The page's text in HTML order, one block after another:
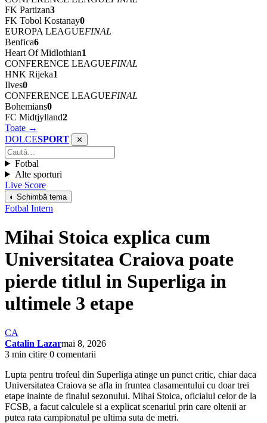
FK Partizan3
FK Tobol Kostanay0
EUROPA LEAGUEFINAL
Benfica6
Heart Of Midlothian1
CONFERENCE LEAGUEFINAL
HNK Rijeka1
Ilves0
CONFERENCE LEAGUEFINAL
Bohemians0
FC Midtjylland2
Toate →
DOLCESPORT ✕
Fotbal
Alte sporturi
Live Score
◐ Schimbă tema
Fotbal Intern
Mihai Stoica explica cum
Universitatea Craiova poate
pierde titlul in Superliga in
ultimele 3 etape
CA
Catalin Lazarmai 8, 2026
3 min citire 0 comentarii
Lupta pentru trofeul din Superliga atinge un punct critic, chiar daca
Universitatea Craiova se afla in fruntea clasamentului cu doar trei
etape inainte de finalul sezonului. Mihai Stoica, oficialul celor de la
FCSB, a facut calculele si a explicat scenariul prin care oltenii ar
putea rata campionatul pe ultima suta de metri.